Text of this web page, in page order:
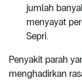
jumlah
menyayat
Sepri.
Penyakit parah
menghadirkan